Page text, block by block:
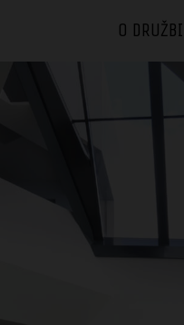
O DRUŽBI